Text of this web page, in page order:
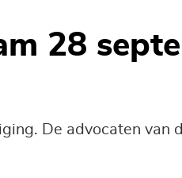
28
De advocaten van